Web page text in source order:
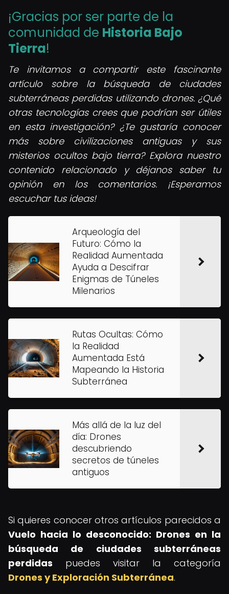
¡Gracias por ser parte de la
comunidad de Historia Bajo
Tierra!
Te invitamos a compartir este fascinante
artículo sobre la búsqueda de ciudades
subterráneas perdidas utilizando drones. ¿Qué
otras tecnologías crees que podrían ser útiles
en esta investigación? ¿Te gustaría conocer
más sobre civilizaciones antiguas y sus
misterios ocultos bajo tierra? Explora nuestro
contenido relacionado y déjanos saber tu
opinión en los comentarios. ¡Esperamos
escuchar tus ideas!
Arqueología del
Futuro: Cómo la
Realidad Aumentada
Ayuda a Descifrar
Enigmas de Túneles
Milenarios
Rutas Ocultas: Cómo
la Realidad
Aumentada Está
Mapeando la Historia
Subterránea
Más allá de la luz del
día: Drones
descubriendo
secretos de túneles
antiguos
Si quieres conocer otros artículos parecidos a
Vuelo hacia lo desconocido: Drones en la
búsqueda de ciudades subterráneas
perdidas puedes visitar la categoría
Drones y Exploración Subterránea.